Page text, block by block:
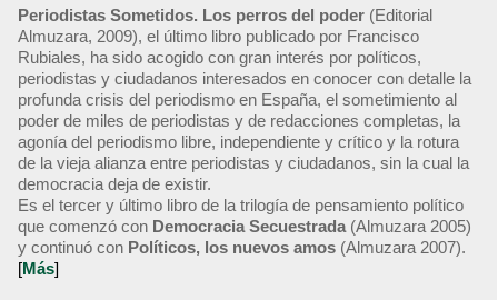
Periodistas Sometidos. Los perros del poder (Editorial
Almuzara, 2009), el último libro publicado por Francisco
Rubiales, ha sido acogido con gran interés por políticos,
periodistas y ciudadanos interesados en conocer con detalle la
profunda crisis del periodismo en España, el sometimiento al
poder de miles de periodistas y de redacciones completas, la
agonía del periodismo libre, independiente y crítico y la rotura
de la vieja alianza entre periodistas y ciudadanos, sin la cual la
democracia deja de existir.
Es el tercer y último libro de la trilogía de pensamiento político
que comenzó con Democracia Secuestrada (Almuzara 2005)
y continuó con Políticos, los nuevos amos (Almuzara 2007).
[Más]